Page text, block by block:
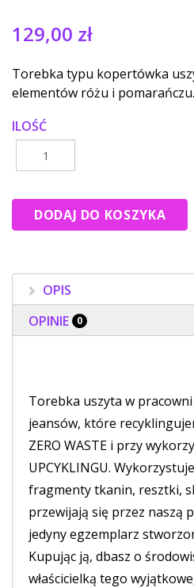
129,00 zł
Torebka typu kopertówka
elementów różu i pomarańczu.
ILOŚĆ
OPIS
OPINIE
0
Torebka uszyta w
jeansów, które
ZERO WASTE i przy
UPCYKLINGU.
fragmenty tkanin, resztki,
przewijają się przez naszą
jedyny egzemplarz
Kupując ją, dbasz o
właścicielką tego